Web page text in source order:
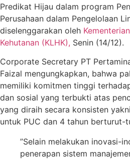
Predikat Hijau dalam program
Perusahaan dalam Pengelolaan
diselenggarakan oleh
Kehutanan (KLHK), Senin (14/12).
Corporate Secretary PT
Faizal mengungkapkan, bahwa
memiliki komitmen tinggi
dan sosial yang terbukti atas
yang diraih secara konsisten
untuk PUC dan 4 tahun berturut-
”Selain melakukan inovasi-
penerapan sistem